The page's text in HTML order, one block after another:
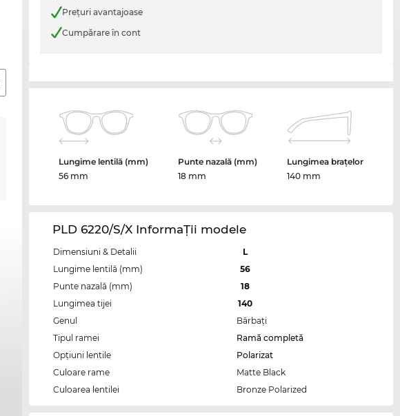
Preţuri avantajoase
Cumpărare în cont
Lungime lentilă (mm)
56 mm
Punte nazală (mm)
18 mm
Lungimea brațelor
140 mm
PLD 6220/S/X InformaŢii modele
Dimensiuni & Detalii
L
Lungime lentilă (mm)
56
Punte nazală (mm)
18
Lungimea tijei
140
Genul
Bărbaţi
Tipul ramei
Ramă completă
Opțiuni lentile
Polarizat
Culoare rame
Matte Black
Culoarea lentilei
Bronze Polarized